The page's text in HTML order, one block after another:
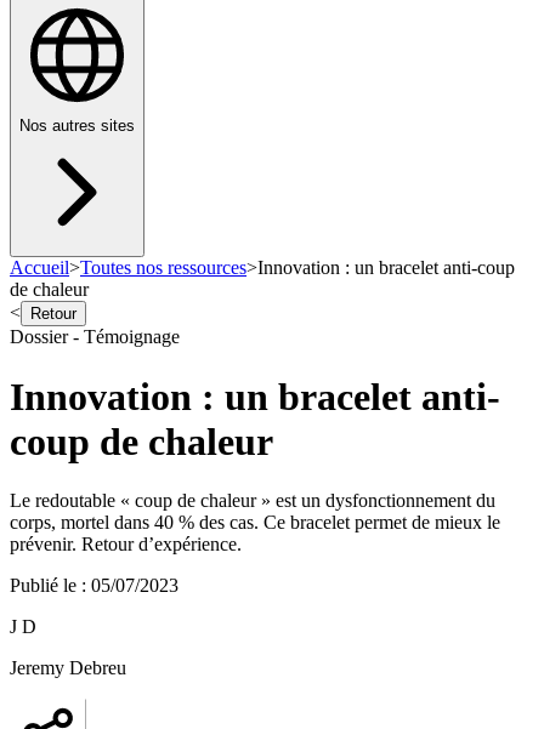
Nos autres sites
Accueil>Toutes nos ressources>Innovation : un bracelet anti-coup
de chaleur
<
Retour
Dossier - Témoignage
Innovation : un bracelet anti-
coup de chaleur
Le redoutable « coup de chaleur » est un dysfonctionnement du
corps, mortel dans 40 % des cas. Ce bracelet permet de mieux le
prévenir. Retour d’expérience.
Publié le : 05/07/2023
J D
Jeremy Debreu